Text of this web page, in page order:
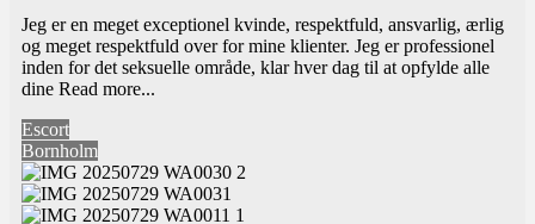
Jeg er en meget exceptionel kvinde, respektfuld, ansvarlig, ærlig
og meget respektfuld over for mine klienter. Jeg er professionel
inden for det seksuelle område, klar hver dag til at opfylde alle
dine Read more...
Escort
Bornholm